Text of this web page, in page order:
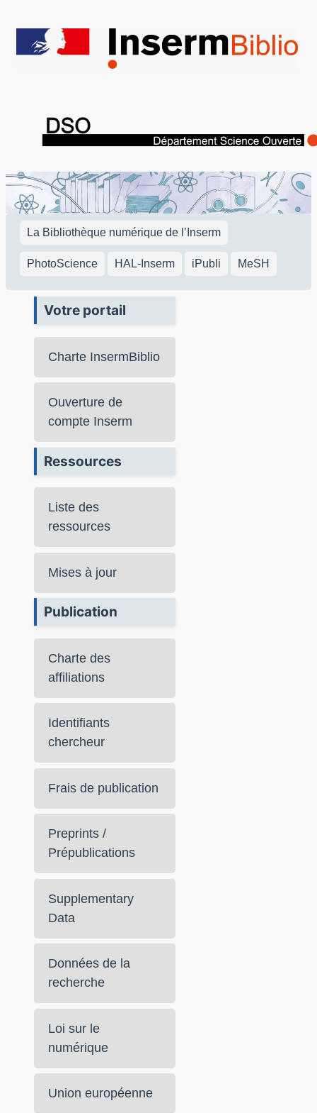
au
contenu
La Bibliothèque numérique de l’Inserm
PhotoScience HAL-Inserm iPubli MeSH
Votre portail
Charte InsermBiblio
Ouverture de
compte Inserm
Ressources
Liste des
ressources
Mises à jour
Publication
Charte des
affiliations
Identifiants
chercheur
Frais de publication
Preprints /
Prépublications
Supplementary
Data
Données de la
recherche
Loi sur le
numérique
Union européenne